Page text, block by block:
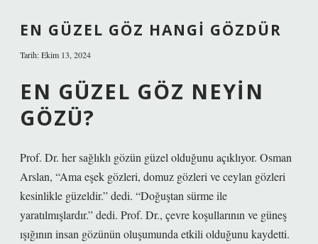
EN GÜZEL GÖZ HANGI GÖZDÜR
Tarih: Ekim 13, 2024
EN GÜZEL GÖZ NEYIN
GÖZÜ?
Prof. Dr. her sağlıklı gözün güzel olduğunu açıklıyor. Osman
Arslan, “Ama eşek gözleri, domuz gözleri ve ceylan gözleri
kesinlikle güzeldir.” dedi. “Doğuştan sürme ile
yaratılmışlardır.” dedi. Prof. Dr., çevre koşullarının ve güneş
ışığının insan gözünün oluşumunda etkili olduğunu kaydetti.